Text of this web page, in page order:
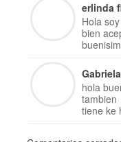
erlinda
Hola
bien
Gabriela
hola
tambien
tiene ke